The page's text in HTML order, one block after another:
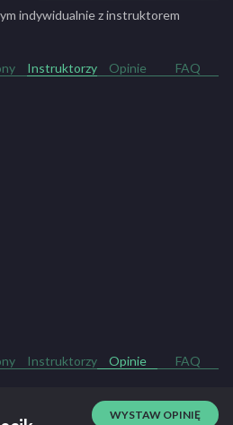
indywidualnie z instruktorem
Instruktorzy Opinie FAQ
Instruktorzy Opinie FAQ
WYSTAW OPINIĘ